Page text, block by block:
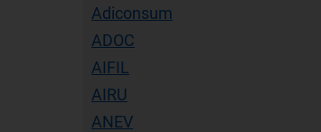
Adiconsum
ADOC
AIFIL
AIRU
ANEV